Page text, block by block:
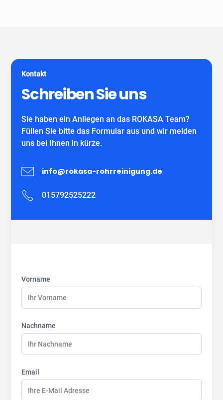
für Schlauchliner. Wir beraten Sie kostenfrei und
individuell nach Ihrem Bedürfnis.
Wir freuen uns auf Ihren Anruf!
Kontakt
Schreiben Sie uns
Sie haben ein Anliegen an das ROKASA Team?
Füllen Sie bitte das Formular aus und wir melden
uns bei Ihnen in kürze.
info@rokasa-rohrreinigung.de
015792525222
name:
name:
name:
Vorname
Nachname
Email